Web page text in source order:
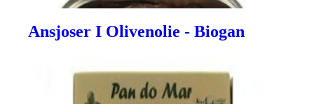
Ansjoser I Olivenolie - Biogan